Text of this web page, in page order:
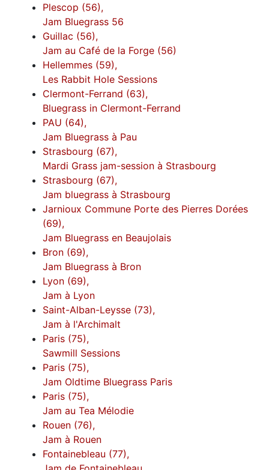
Plescop (56),
Jam Bluegrass 56
Guillac (56),
Jam au Café de la Forge (56)
Hellemmes (59),
Les Rabbit Hole Sessions
Clermont-Ferrand (63),
Bluegrass in Clermont-Ferrand
PAU (64),
Jam Bluegrass à Pau
Strasbourg (67),
Mardi Grass jam-session à Strasbourg
Strasbourg (67),
Jam bluegrass à Strasbourg
Jarnioux Commune Porte des Pierres Dorées
(69),
Jam Bluegrass en Beaujolais
Bron (69),
Jam Bluegrass à Bron
Lyon (69),
Jam à Lyon
Saint-Alban-Leysse (73),
Jam à l'Archimalt
Paris (75),
Sawmill Sessions
Paris (75),
Jam Oldtime Bluegrass Paris
Paris (75),
Jam au Tea Mélodie
Rouen (76),
Jam à Rouen
Fontainebleau (77),